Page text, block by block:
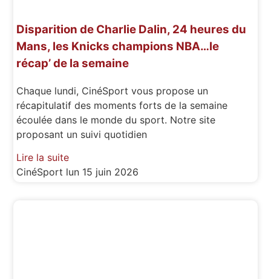
Disparition de Charlie Dalin, 24 heures du
Mans, les Knicks champions NBA…le
récap’ de la semaine
Chaque lundi, CinéSport vous propose un
récapitulatif des moments forts de la semaine
écoulée dans le monde du sport. Notre site
proposant un suivi quotidien
Lire la suite
CinéSport lun 15 juin 2026